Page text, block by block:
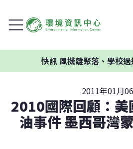
快訊風機離聚落、學校過近
2011年01月
2010國際回顧：美
油事件 墨西哥灣